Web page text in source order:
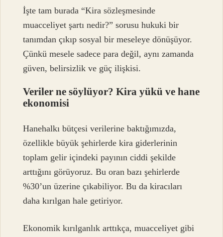
İşte tam burada “Kira sözleşmesinde
muacceliyet şartı nedir?” sorusu hukuki bir
tanımdan çıkıp sosyal bir meseleye dönüşüyor.
Çünkü mesele sadece para değil, aynı zamanda
güven, belirsizlik ve güç ilişkisi.
Veriler ne söylüyor? Kira yükü ve hane
ekonomisi
Hanehalkı bütçesi verilerine baktığımızda,
özellikle büyük şehirlerde kira giderlerinin
toplam gelir içindeki payının ciddi şekilde
arttığını görüyoruz. Bu oran bazı şehirlerde
%30’un üzerine çıkabiliyor. Bu da kiracıları
daha kırılgan hale getiriyor.
Ekonomik kırılganlık arttıkça, muacceliyet gibi